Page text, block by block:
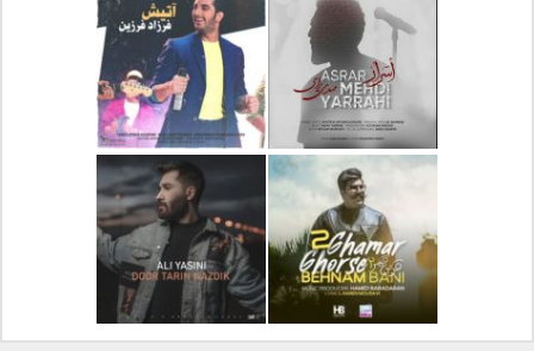
دانلود آهنگ جدید رضا
بهرام بنام نگار
دانلود آهنگ جدید علی
لهراسبی بنام صورت
دانلود آهنگ جدید مهدی
یراحی بنام اسرار
دانلود آهنگ جدید فرزاد
فرزین بنام آتیش